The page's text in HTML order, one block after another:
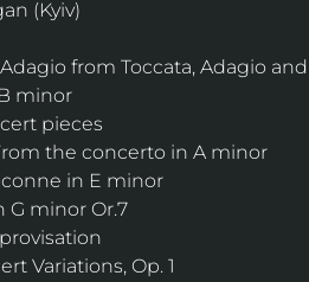
(Kyiv)
from Toccata, Adagio
minor
pieces
the concerto in A minor
in E minor
G minor Or.7
Variations, Op. 1